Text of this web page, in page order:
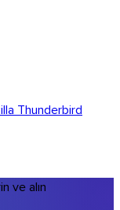
Thunderbird
ve alın